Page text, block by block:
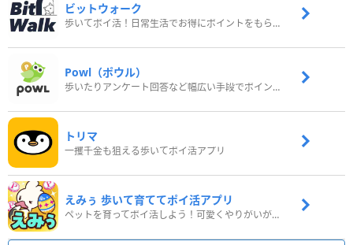
ビットウォーク
歩いてポイ活！日常生活でお得にポイントをもらおう
Powl（ポウル）
歩いたりアンケート回答など幅広い手段でポイントをゲット
トリマ
一攫千金も狙える歩いてポイ活アプリ
えみぅ 歩いて育ててポイ活アプリ
ペットを育ってポイ活しよう！可愛くやりがいがある新感覚アプリ